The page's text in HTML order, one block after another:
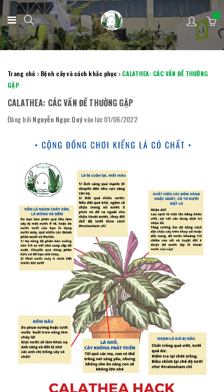
Trang chủ Bệnh cây và cách khắc phục
CALATHEA: CÁC VẤN ĐỀ THƯỜNG
GẶP
CALATHEA: CÁC VẤN ĐỀ THƯỜNG GẶP
Đăng bởiNguyễn Ngọc Quývào lúc 01/06/2022